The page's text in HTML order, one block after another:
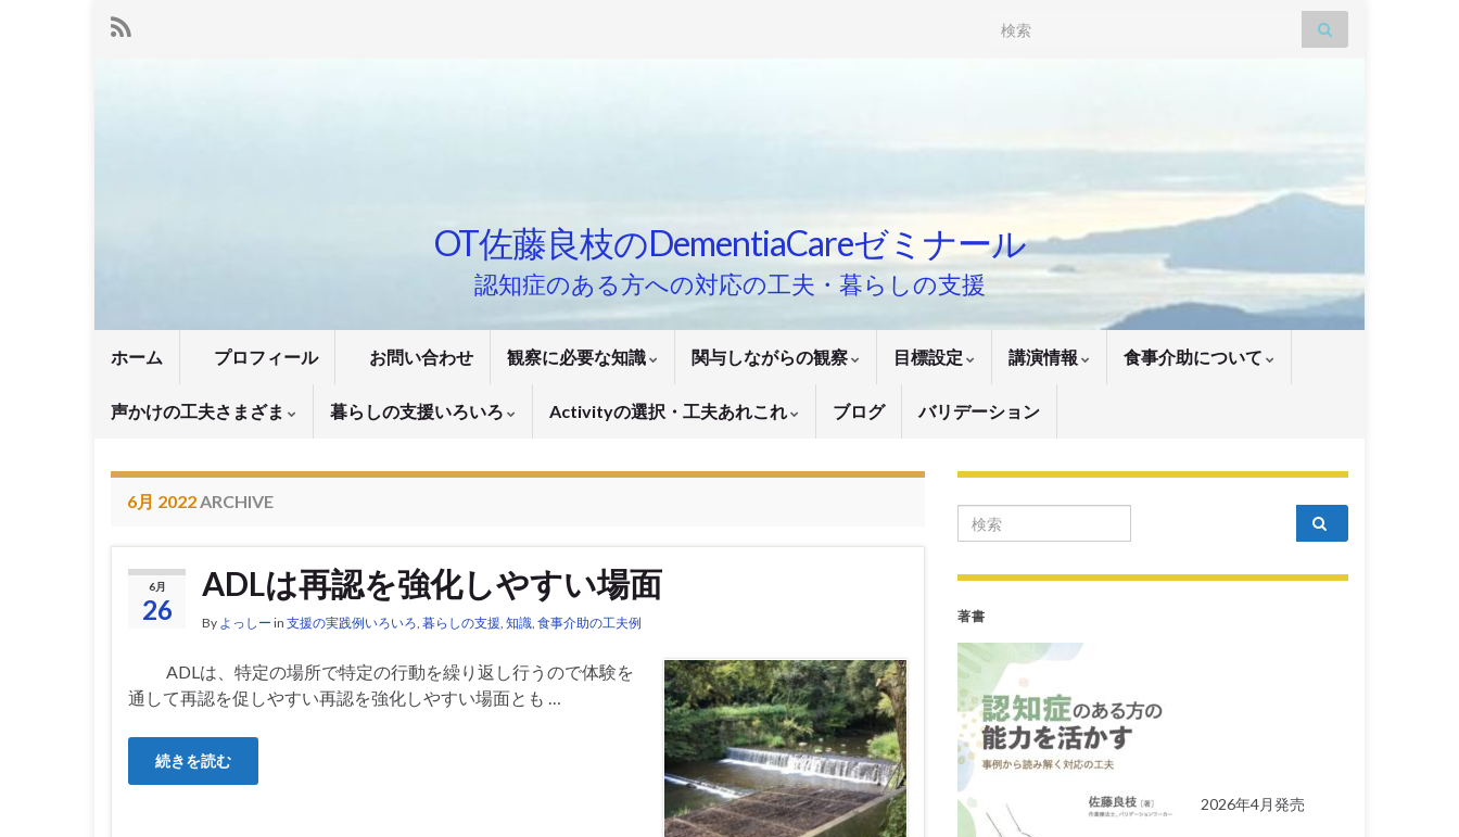
Search for:
OT佐藤良枝のDementiaCareゼミナール
認知症のある方への対応の工夫・暮らしの支援
ホーム プロフィール お問い合わせ 観察に必要な知識 関与しながらの観察 目標設定 講演情報 食事介助について
声かけの工夫さまざま 暮らしの支援いろいろ Activityの選択・工夫あれこれ ブログ バリデーション
6月 2022ARCHIVE
6月
26
ADLは再認を強化しやすい場面
By よっしー in 支援の実践例いろいろ, 暮らしの支援, 知識, 食事介助の工夫例
ADLは、特定の場所で特定の行動を繰り返し行うので体験を
通して再認を促しやすい再認を強化しやすい場面とも …
続きを読む
Search for:
著書
2026年4月発売